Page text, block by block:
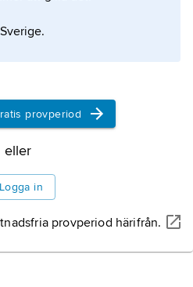
provperiod
eller
Logga in
provperiod härifrån.